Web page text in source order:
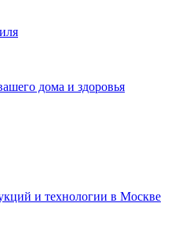
дома и здоровья
и технологии в Москве